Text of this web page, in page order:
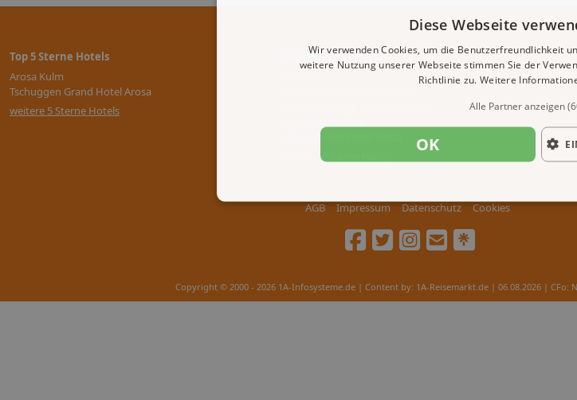
Top 5 Sterne Hotels
Arosa Kulm
Tschuggen Grand Hotel Arosa
weitere 5 Sterne Hotels
Top 4 Sterne Hotels
The Excelsior Hotel Arosa
weitere 4 Sterne Hotels
AGB Impressum Datenschutz Cookies
Copyright © 2000 - 2026 1A-Infosysteme.de | Content by: 1A-Reisemarkt.de | 06.08.2026 | CFo:
Diese Webseite
Wir verwenden Cookies, um die Benutzerfreundlichkeit
weitere Nutzung unserer Webseite stimmen Sie der
Richtlinie zu. Weitere
Alle Partner anzeigen
OK